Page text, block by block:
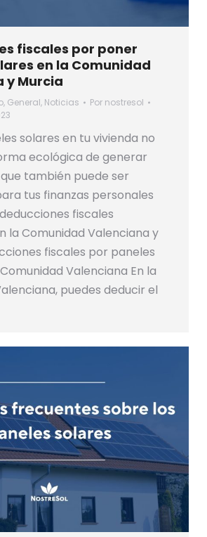
fiscales por poner
en la Comunidad
y Murcia
, General, Noticias Por nostresol
solares en tu vivienda no
ecológica de generar
también puede ser
tus finanzas personales
fiscales
la Comunidad Valenciana y
fiscales por paneles
Valenciana En la
puedes deducir el